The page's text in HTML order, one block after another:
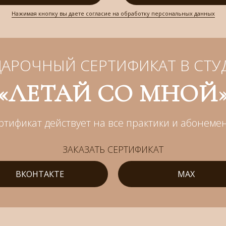
Нажимая кнопку вы даете согласие на обработку персональных данных
ЗАКАЗАТЬ СЕРТИФИКАТ
СЕРТИФИКАТ В
действует на все практики и
ВКОНТАКТЕ MAX
СО